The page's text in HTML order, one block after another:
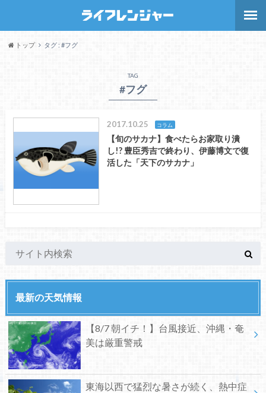
トップ タグ : #フグ
TAG
#フグ
2017.10.25 コラム
【旬のサカナ】食べたらお家取り潰
し!? 豊臣秀吉で終わり、伊藤博文で復
活した「天下のサカナ」
最新の天気情報
【8/7 朝イチ！】台風接近、沖縄・奄
美は厳重警戒
東海以西で猛烈な暑さが続く、熱中症